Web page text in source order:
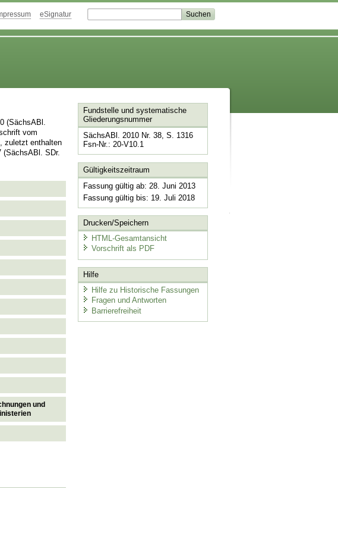
eSignatur
(SächsABl.
vom
zuletzt enthalten
(SächsABl. SDr.
und
Fundstelle und systematische
Gliederungsnummer
SächsABl. 2010 Nr. 38, S. 1316
Fsn-Nr.: 20-V10.1
Gültigkeitszeitraum
Fassung gültig ab: 28. Juni 2013
Fassung gültig bis: 19. Juli 2018
Drucken/Speichern
HTML-Gesamtansicht
Vorschrift als PDF
Hilfe
Hilfe zu Historische Fassungen
Fragen und Antworten
Barrierefreiheit